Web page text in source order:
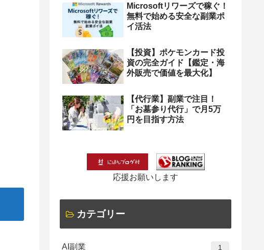
Microsoftリワーズで稼ぐ！
無料で始める安全な副業ポ
イ活法
【投資】ポケモンカード投
資の完全ガイド【鑑定・海
外販売で価値を最大化】
【代行業】副業で注目！
「お墓参り代行」で月5万
円を目指す方法
応援お願いします
カテゴリー
AI副業 1